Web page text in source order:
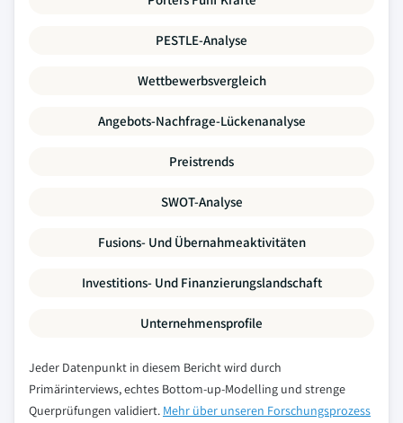
PESTLE-Analyse
Wettbewerbsvergleich
Angebots-Nachfrage-Lückenanalyse
Preistrends
SWOT-Analyse
Fusions- Und Übernahmeaktivitäten
Investitions- Und Finanzierungslandschaft
Unternehmensprofile
Jeder Datenpunkt in diesem Bericht wird durch
Primärinterviews, echtes Bottom-up-Modelling und strenge
Querprüfungen validiert. Mehr über unseren Forschungsprozess